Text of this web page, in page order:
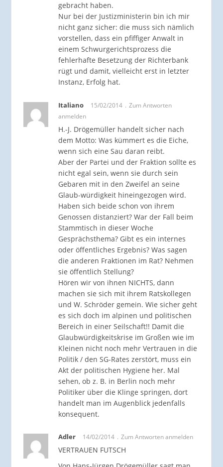
gebracht haben.
Nur bei der Justizministerin bin ich mir
nicht ganz sicher: die muss sich nämlich
vorstellen, dass ein pfiffiger Anwalt in
einem Schwurgerichtsprozess die
fehlerhafte Besetzung der Richterbank
rügt und damit, vielleicht erst in letzter
Instanz, Erfolg hat.
Italiano 15/02/2014
Zum Antworten
anmelden
H.-J. Drögemüller handelt sicher nach
dem Motto: Was kümmert es die Eiche,
wenn sich eine Sau daran reibt.
Aber der Partei und der Fraktion sollte es
nicht egal sein, wenn sie durch sein
Gebaren mit in den Zweifel an seine
Glaub-würdigkeit hineingezogen wird.
Haben sich beide schon von ihrem
Genossen distanziert? War der Fall beim
Stammtisch in dieser Woche
Gesprächsthema? Gibt es ein internes
oder öffentliches Ergebnis? Was sagen
die anderen Fraktionen im Rat? Nehmen
sie öffentlich Stellung?
Hören wir von ihnen NICHTS, dann
machen sie sich mit ihrem Ratskollegen
und W. Schröder gemein. Wie sicher geht
es sich doch im alpinen und politischen
Bereich in einer Seilschaft!! Damit die
Glaubwürdigkeitskrise im Großen wie im
Kleinen nicht noch mehr Vertrauen in die
Politik / den SG-Rates zerstört, muss ein
Akt der politischen Hygiene her. Mal
sehen, ob z. B. in Berlin noch mehr
Politiker über die Klinge springen, dort
handelt man im Augenblick jedenfalls
konsequent.
Adler 14/02/2014 Zum Antworten anmelden
VERTRAUEN FUTSCH